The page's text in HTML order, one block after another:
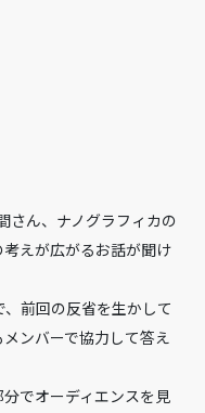
ん、ナノグラフィカの
えが広がるお話が聞け
前回の反省を生かして
ンバーで協力して答え
でオーディエンスを見